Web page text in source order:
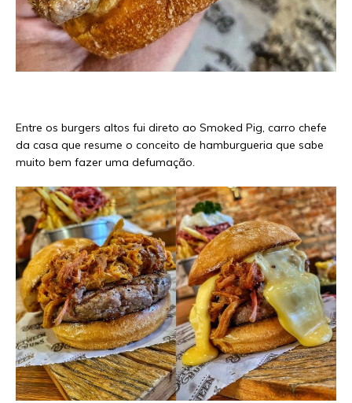
Entre os burgers altos fui direto ao Smoked Pig, carro chefe
da casa que resume o conceito de hamburgueria que sabe
muito bem fazer uma defumação.